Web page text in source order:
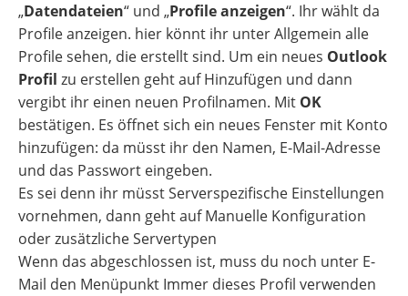
„Datendateien“ und „Profile anzeigen“. Ihr wählt da
Profile anzeigen. hier könnt ihr unter Allgemein alle
Profile sehen, die erstellt sind. Um ein neues Outlook
Profil zu erstellen geht auf Hinzufügen und dann
vergibt ihr einen neuen Profilnamen. Mit OK
bestätigen. Es öffnet sich ein neues Fenster mit Konto
hinzufügen: da müsst ihr den Namen, E-Mail-Adresse
und das Passwort eingeben.
Es sei denn ihr müsst Serverspezifische Einstellungen
vornehmen, dann geht auf Manuelle Konfiguration
oder zusätzliche Servertypen
Wenn das abgeschlossen ist, muss du noch unter E-
Mail den Menüpunkt Immer dieses Profil verwenden